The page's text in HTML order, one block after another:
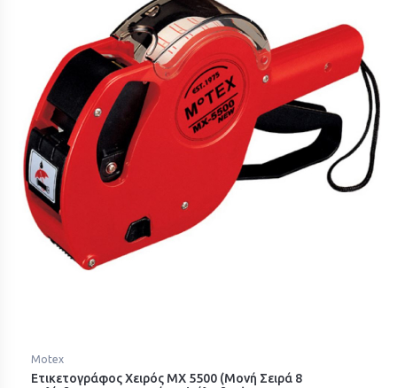
Motex
Ετικετογράφος Χειρός MX 5500 (Μονή Σειρά 8